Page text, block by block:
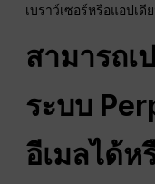
เบราว์เซอร์หรือแอปเดี
สามารถเ
ระบบ
อีเมลได้ห